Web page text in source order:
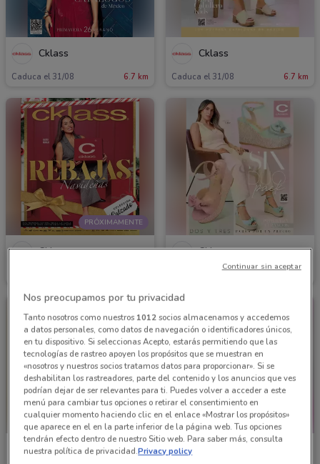
Cklass
Caduca el 31/08 6.7 km
Cklass
Caduca el 31/08 6.7 km
PRÓXIMAMENTE
Cklass Cklass
Cklass
Nos preocupamos por tu privacidad
Tanto nosotros como nuestros 1012socios almacenamos y accedemos
a datos personales, como datos de navegación o identificadores únicos,
en tu dispositivo. Si seleccionas Acepto, estarás permitiendo que las
tecnologías de rastreo apoyen los propósitos que se muestran en
«nosotros y nuestros socios tratamos datos para proporcionar». Si se
deshabilitan los rastreadores, parte del contenido y los anuncios que ves
podrían dejar de ser relevantes para ti. Puedes volver a acceder a este
menú para cambiar tus opciones o retirar el consentimiento en
cualquier momento haciendo clic en el enlace «Mostrar los propósitos»
que aparece en el en la parte inferior de la página web. Tus opciones
tendrán efecto dentro de nuestro Sitio web. Para saber más, consulta
nuestra política de privacidad.Privacy policy
Continuar sin aceptar